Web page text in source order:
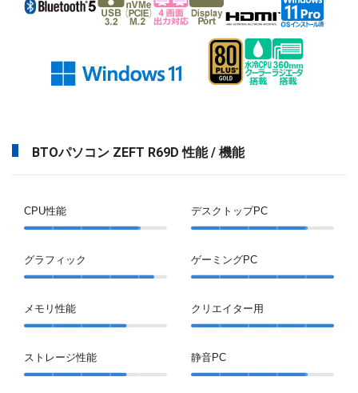
BTOパソコン ZEFT R69D 性能 / 機能
CPU性能
グラフィック
メモリ性能
ストレージ性能
デスクトップPC
ゲーミングPC
クリエイター用
静音PC